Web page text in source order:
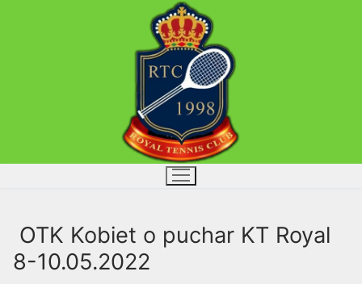
OTK Kobiet o puchar KT Royal
8-10.05.2022